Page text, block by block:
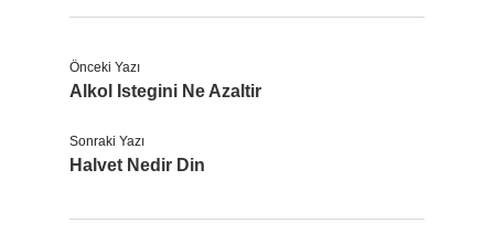
Önceki Yazı
Alkol Istegini Ne Azaltir
Sonraki Yazı
Halvet Nedir Din